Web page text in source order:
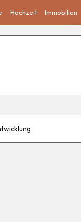
Hochzeit Immobilien